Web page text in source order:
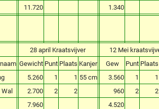
11.720
1.340
28 april Kraatsvijver
12 Mei
Gewicht Punt Plaats Kanjer Gew Punt Plaats
5.260 1 1 55 cm 3.560 1
1
Wal 2.700 2 2 960 2
2
7.960
4.520